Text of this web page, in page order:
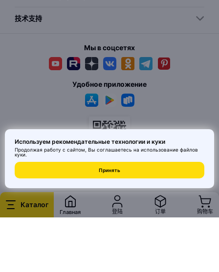
Каталог
Главная 登陆 订单 购物车
技术支持
Мы в соцсетях
© 2026 MAI HE MAI. Маркетплейс дизайнерских товаров со всего
Китая по ценам заводов. Все права защищены.
Удобное приложение
Используем рекомендательные технологии и куки
Продолжая работу с сайтом, Вы соглашаетесь на использование файлов
куки.
Принять